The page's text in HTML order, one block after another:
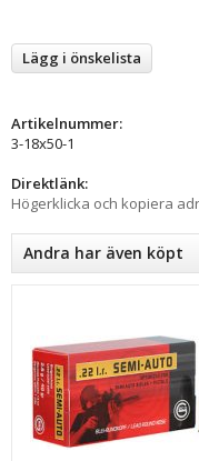
Lägg i önskelista
Artikelnummer:
3-18x50-1
Direktlänk:
Högerklicka och kopiera
Andra har även köpt